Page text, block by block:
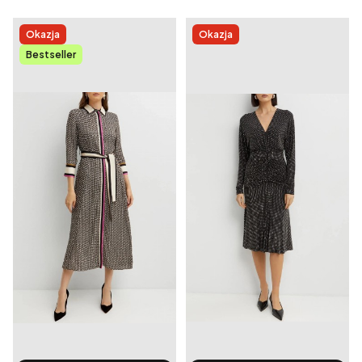
Okazja
Bestseller
Okazja